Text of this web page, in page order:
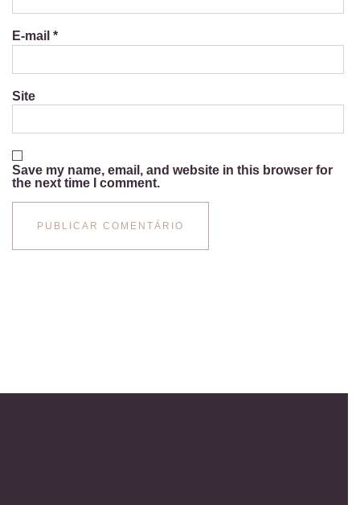
E-mail *
Site
Save my name, email, and website in this browser for
the next time I comment.